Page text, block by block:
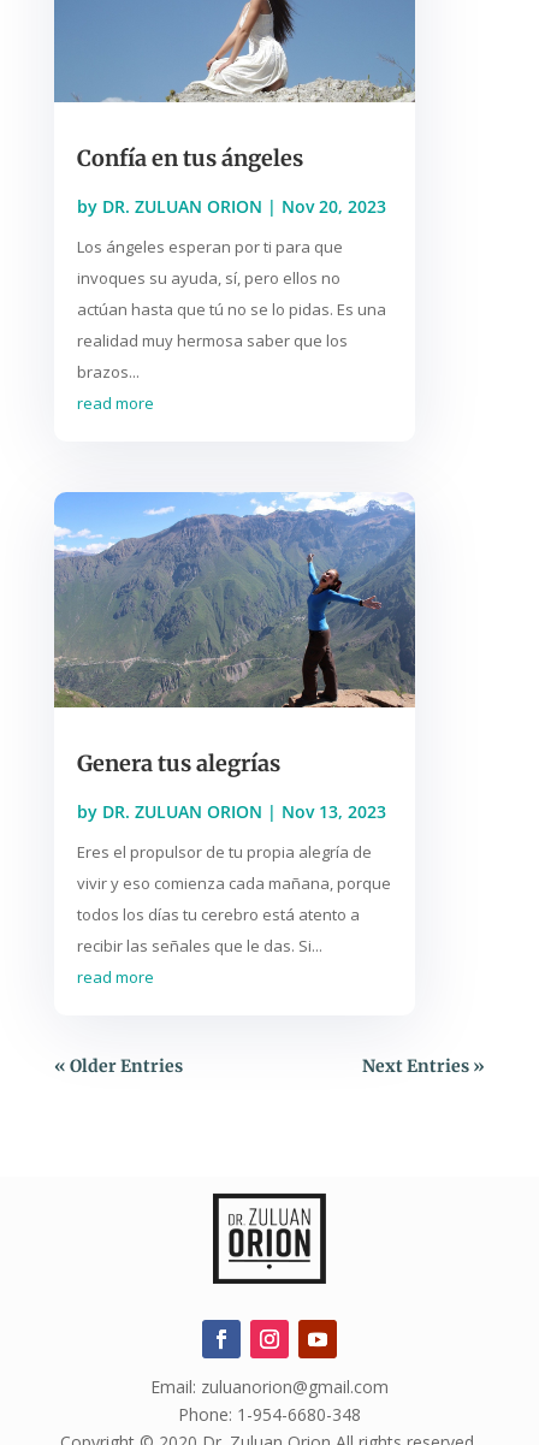
Confía en tus ángeles
by DR. ZULUAN ORION | Nov 20, 2023
Los ángeles esperan por ti para que
invoques su ayuda, sí, pero ellos no
actúan hasta que tú no se lo pidas. Es una
realidad muy hermosa saber que los
brazos...
read more
Genera tus alegrías
by DR. ZULUAN ORION | Nov 13, 2023
Eres el propulsor de tu propia alegría de
vivir y eso comienza cada mañana, porque
todos los días tu cerebro está atento a
recibir las señales que le das. Si...
read more
« Older Entries Next Entries »
Email: zuluanorion@gmail.com
Phone: 1-954-6680-348